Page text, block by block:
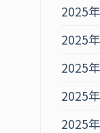
2025
2025
2025
2025
2025